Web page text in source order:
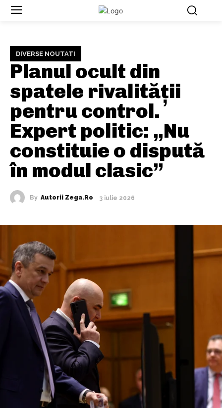
DIVERSE NOUTATI
Planul ocult din
spatele rivalității
pentru control.
Expert politic: „Nu
constituie o dispută
în modul clasic”
By Autorii Zega.ro 3 iulie 2026